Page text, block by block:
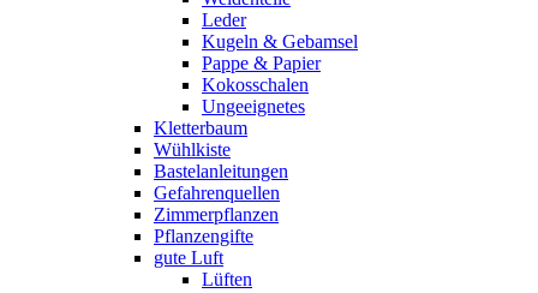
Leder
Kugeln & Gebamsel
Pappe & Papier
Kokosschalen
Ungeeignetes
Kletterbaum
Wühlkiste
Bastelanleitungen
Gefahrenquellen
Zimmerpflanzen
Pflanzengifte
gute Luft
Lüften